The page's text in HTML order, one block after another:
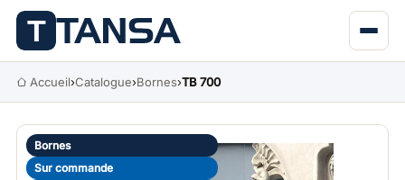
Accueil›Catalogue›Bornes›TB 700
Bornes
Sur commande